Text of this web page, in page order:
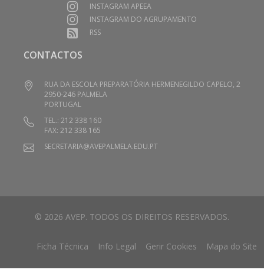
INSTAGRAM APEEA
INSTAGRAM DO AGRUPAMENTO
RSS
CONTACTOS
RUA DA ESCOLA PREPARATÓRIA HERMENEGILDO CAPELO, 2
2950-246 PALMELA
PORTUGAL
TEL.: 212 338 160
FAX: 212 338 165
SECRETARIA@AVEPALMELA.EDU.PT
© 2026 AVEP. TODOS OS DIREITOS RESERVADOS.
Ficha Técnica Info Legal Gerir Cookies Mapa do Site